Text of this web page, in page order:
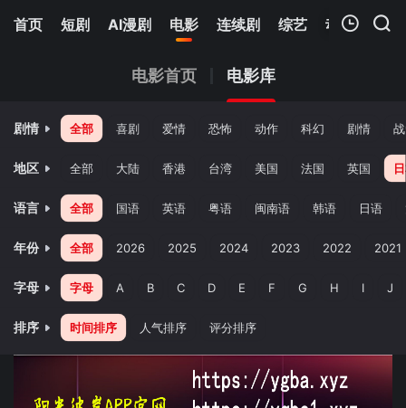
首页 短剧 AI漫剧 电影 连续剧 综艺 动漫
我的观影记录
暂无观看影片的记录
电影首页 电影库
剧情 全部 喜剧 爱情 恐怖 动作 科幻 剧情
地区 全部 大陆 香港 台湾 美国 法国 英国
语言 全部 国语 英语 粤语 闽南语 韩语 日语
年份 全部 2026 2025 2024 2023 2022 2021
字母 字母 A B C D E F G H I J
排序 时间排序 人气排序 评分排序